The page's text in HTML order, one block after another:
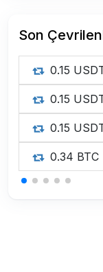
Son
0.15
0.15
0.15
0.34 BTC